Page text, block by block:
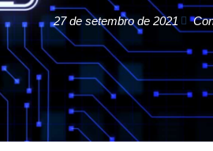
27 de setembro de 2021